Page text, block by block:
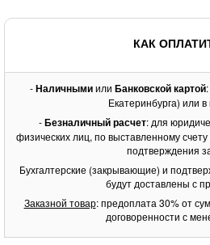
КАК
-Наличнымиили Банковской картой
Екатеринбурга) или в
-Безналичный расчет: для
физических лиц, по выставленному
подтверждения
Бухгалтерские (закрывающие) и
будут доставлены с
Заказной товар: предоплата 30% от
договоренности с